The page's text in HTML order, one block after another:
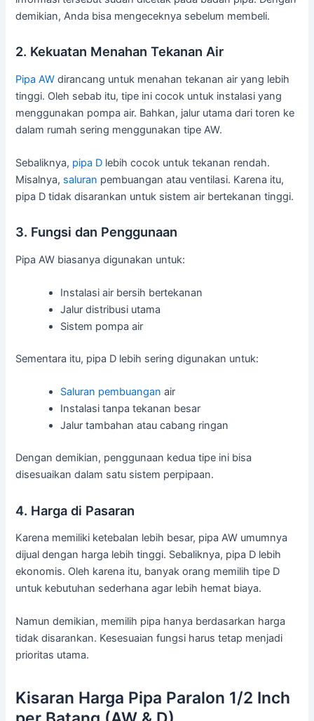
demikian, Anda bisa mengeceknya sebelum membeli.
2. Kekuatan Menahan Tekanan Air
Pipa AW dirancang untuk menahan tekanan air yang lebih
tinggi. Oleh sebab itu, tipe ini cocok untuk instalasi yang
menggunakan pompa air. Bahkan, jalur utama dari toren ke
dalam rumah sering menggunakan tipe AW.
Sebaliknya, pipa D lebih cocok untuk tekanan rendah.
Misalnya, saluran pembuangan atau ventilasi. Karena itu,
pipa D tidak disarankan untuk sistem air bertekanan tinggi.
3. Fungsi dan Penggunaan
Pipa AW biasanya digunakan untuk:
Instalasi air bersih bertekanan
Jalur distribusi utama
Sistem pompa air
Sementara itu, pipa D lebih sering digunakan untuk:
Saluran pembuangan air
Instalasi tanpa tekanan besar
Jalur tambahan atau cabang ringan
Dengan demikian, penggunaan kedua tipe ini bisa
disesuaikan dalam satu sistem perpipaan.
4. Harga di Pasaran
Karena memiliki ketebalan lebih besar, pipa AW umumnya
dijual dengan harga lebih tinggi. Sebaliknya, pipa D lebih
ekonomis. Oleh karena itu, banyak orang memilih tipe D
untuk kebutuhan sederhana agar lebih hemat biaya.
Namun demikian, memilih pipa hanya berdasarkan harga
tidak disarankan. Kesesuaian fungsi harus tetap menjadi
prioritas utama.
Kisaran Harga Pipa Paralon 1/2 Inch